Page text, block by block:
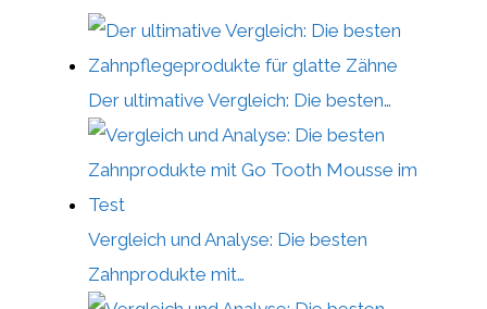
Der ultimative Vergleich: Die besten…
Vergleich und Analyse: Die besten
Zahnprodukte mit…